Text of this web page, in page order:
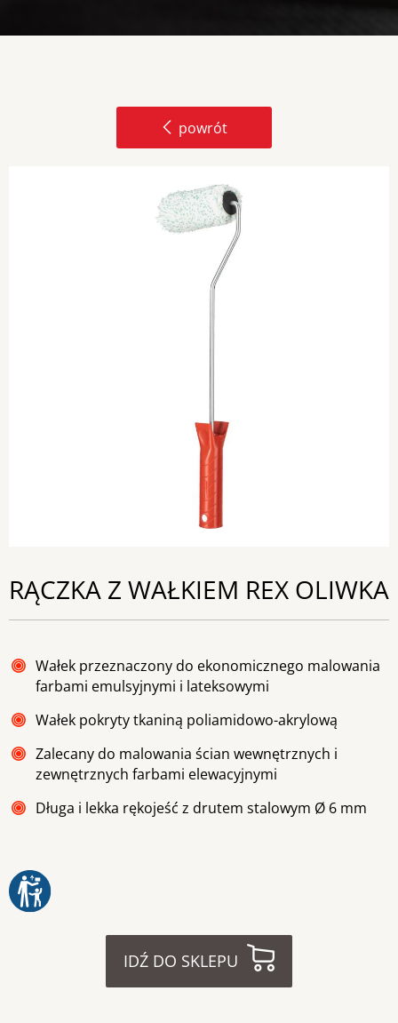
powrót
RĄCZKA Z WAŁKIEM REX OLIWKA
Wałek przeznaczony do ekonomicznego malowania
farbami emulsyjnymi i lateksowymi
Wałek pokryty tkaniną poliamidowo-akrylową
Zalecany do malowania ścian wewnętrznych i
zewnętrznych farbami elewacyjnymi
Długa i lekka rękojeść z drutem stalowym Ø 6 mm
IDŹ DO SKLEPU